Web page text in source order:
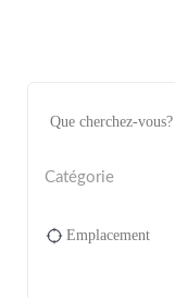
Catégorie